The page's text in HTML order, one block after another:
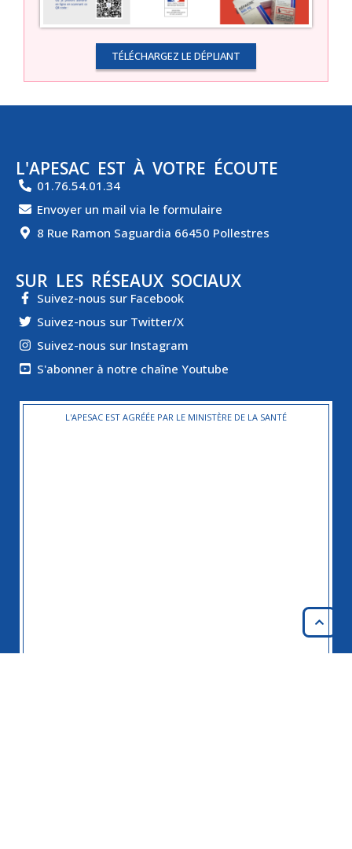
TÉLÉCHARGEZ LE DÉPLIANT
L'APESAC EST À VOTRE ÉCOUTE
01.76.54.01.34
Envoyer un mail via le formulaire
8 Rue Ramon Saguardia 66450 Pollestres
SUR LES RÉSEAUX SOCIAUX
Suivez-nous sur Facebook
Suivez-nous sur Twitter/X
Suivez-nous sur Instagram
S'abonner à notre chaîne Youtube
L'APESAC EST AGRÉÉE PAR LE MINISTÈRE DE LA SANTÉ